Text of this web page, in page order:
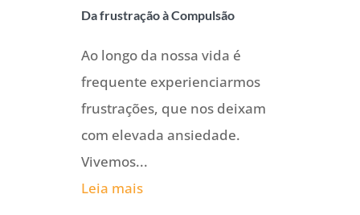
Da frustração à Compulsão
Ao longo da nossa vida é
frequente experienciarmos
frustrações, que nos deixam
com elevada ansiedade.
Vivemos...
Leia mais